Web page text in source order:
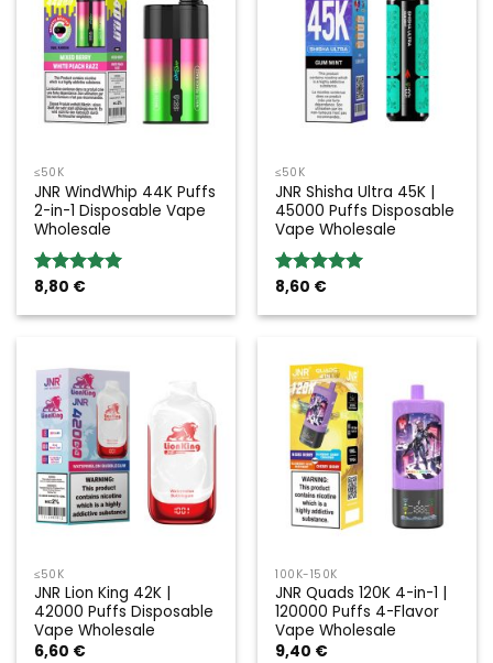
≤50K
JNR WindWhip 44K Puffs
2-in-1 Disposable Vape
Wholesale
Rated5.00
8,80 €
≤50K
JNR Shisha Ultra 45K |
45000 Puffs Disposable
Vape Wholesale
Rated5.00
8,60 €
≤50K
JNR Lion King 42K |
42000 Puffs Disposable
Vape Wholesale
6,60 €
100K-150K
JNR Quads 120K 4-in-1 |
120000 Puffs 4-Flavor
Vape Wholesale
9,40 €